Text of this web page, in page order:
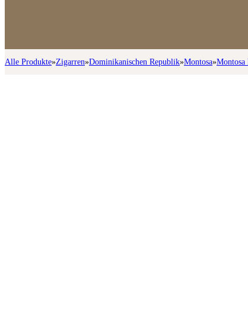
Alle Produkte»Zigarren»Dominikanischen Republik»Montosa»Montosa